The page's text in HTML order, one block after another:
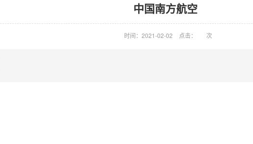
中国南方航空
时间：2021-02-02 点击： 次